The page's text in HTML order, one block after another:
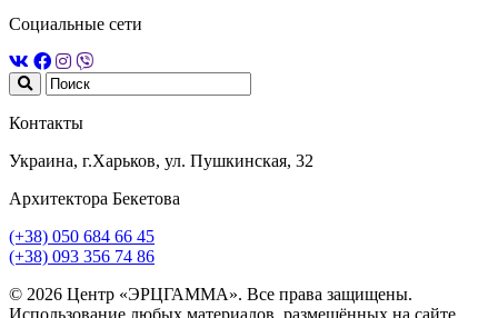
Социальные сети
Контакты
Украина, г.Харьков, ул. Пушкинская, 32
Архитектора Бекетова
(+38) 050 684 66 45
(+38) 093 356 74 86
© 2026 Центр «ЭРЦГАММА». Все права защищены.